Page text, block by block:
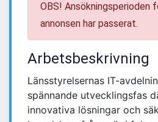
OBS! Ansökningsperioden
annonsen har passerat.
Arbetsbeskrivning
Länsstyrelsernas IT-
spännande utvecklingsfas
innovativa lösningar och